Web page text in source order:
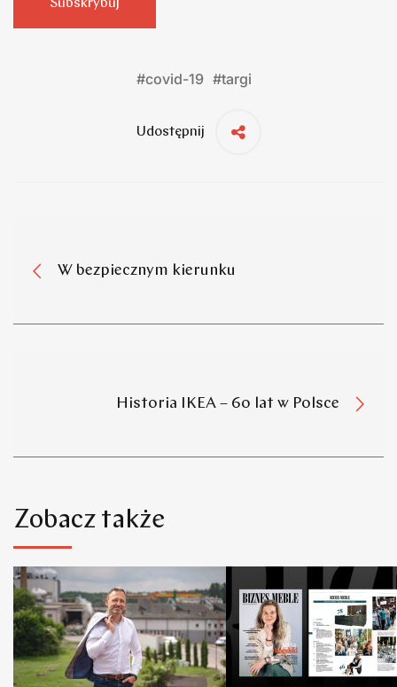
Subskrybuj
#covid-19 #targi
Udostępnij
W bezpiecznym kierunku
Historia IKEA – 60 lat w Polsce
Zobacz także